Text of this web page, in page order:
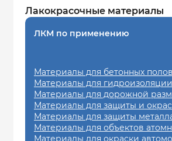
Лакокрасочные материалы
ЛКМ по применению
Материалы для бетонных полов
Материалы для гидроизоляции
Материалы для дорожной
Материалы для защиты и
Материалы для защиты
Материалы для объектов
Материалы для окраски